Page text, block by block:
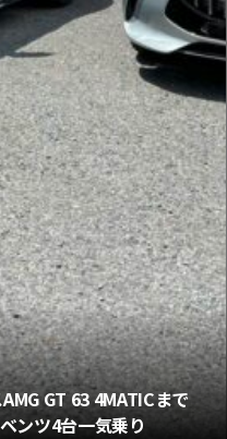
GT 63 4MATICまで
ンツ4台一気乗り